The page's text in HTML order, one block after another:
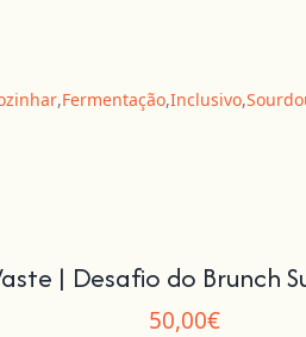
,Fermentação,Inclusivo,
| Desafio do Brunch
50,00€